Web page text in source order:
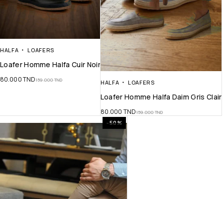
HALFA LOAFERS
Loafer Homme Halfa Cuir Noir
159.000TND
80.000TND HALFA LOAFERS
Loafer Homme Halfa Daim Gris Clair
159.000TND
80.000 TND
-50%